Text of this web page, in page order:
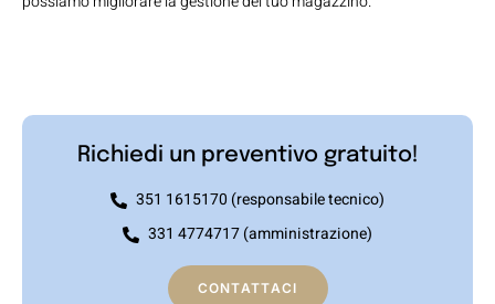
Richiedi un preventivo gratuito!
351 1615170 (responsabile tecnico)
331 4774717 (amministrazione)
CONTATTACI